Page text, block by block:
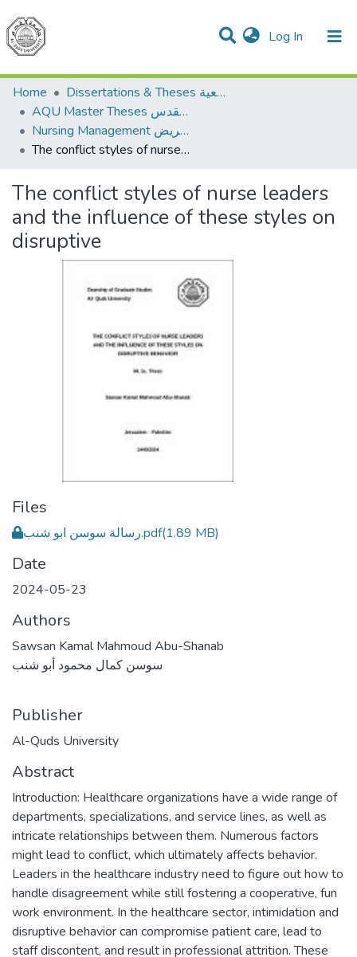
Log In (current)
Communities & Collections
All of DSpace
Home
Dissertations & Theses الرسائل الجامعية
AQU Master Theses الرسائل الجامعية الخاصة بجامعة القدس
Nursing Management إدارة التمريض
The conflict styles of nurse leaders and the influence of these styles on disruptive
The conflict styles of nurse leaders
and the influence of these styles on
disruptive
Files
رسالة سوسن ابو شنب.pdf(1.89 MB)
Date
2024-05-23
Authors
Sawsan Kamal Mahmoud Abu-Shanab
سوسن كمال محمود أبو شنب
Publisher
Al-Quds University
Abstract
Introduction: Healthcare organizations have a wide range of
departments, specializations, and service lines, as well as
intricate relationships between them. Numerous factors
might lead to conflict, which ultimately affects behavior.
Leaders in the healthcare industry need to figure out how to
handle disagreement while still fostering a cooperative, fun
work environment. In the healthcare sector, intimidation and
disruptive behavior can compromise patient care, lead to
staff discontent, and result in professional attrition. These